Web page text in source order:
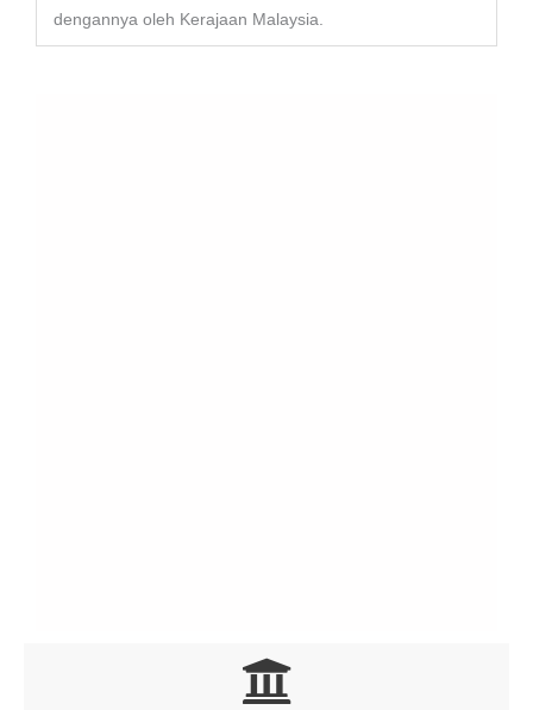
dengannya oleh Kerajaan Malaysia.